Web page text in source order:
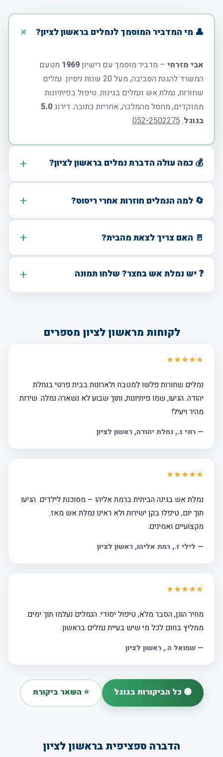
👤 מי המדביר המוסמך לנמלים בראשון לציון?
אבי מזרחי – מדביר מוסמך עם רישיון1969 מטעם
המשרד להגנת הסביבה, מעל 20 שנות ניסיון. נמלים
שחורות, נמלת אש ונמלים בגינות. טיפול בפיתיונות
ממוקדים, מחסל מהמלכה, אחריות כתובה. דירוג5.0
בגוגל.
052-2502275
.
💰 כמה עולה הדברת נמלים בראשון לציון?
🔄 למה הנמלים חוזרות אחרי ריסוס?
🚪 האם צריך לצאת מהבית?
❓ יש נמלת אש בחצר? שלחו תמונה
לקוחות מראשון לציון מספרים
★★★★★
נמלים שחורות פלשו למטבח ולארונות בבית פרטי בנחלת
יהודה. הגיעו, שמו פיתיונות, ותוך שבוע לא נשארה נמלה. שירות
מהיר ויעיל!
— רוני ג., נחלת יהודה, ראשון לציון
★★★★★
נמלת אש בגינה הביתית ברמת אליהו – מסוכנת לילדים. הגיעו
תוך יום, טיפלו בקן ישירות ולא ראינו נמלת אש מאז.
מקצועיים ואמינים.
— לילי ז., רמת אליהו, ראשון לציון
★★★★★
מחיר הוגן, הסבר מלא, טיפול יסודי. הנמלים נעלמו תוך ימים.
ממליץ בחום לכל מי שיש בעיית נמלים בראשון.
— שמואל ה., ראשון לציון
🟢 כל הביקורות בגוגל ⭐ השאר ביקורת
הדברה ספציפית בראשון לציון